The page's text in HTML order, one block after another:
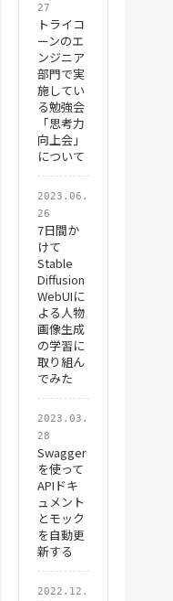
27
トライコ
ーンのエ
ンジニア
部門で実
施してい
る勉強会
「思考力
向上会」
について
2023.06.
26
7日間か
けて
Stable
Diffusion
WebUIに
よる人物
画像生成
の学習に
取り組ん
でみた
2023.03.
28
Swagger
を使って
APIドキ
ュメント
とモック
を自動更
新する
2022.12.